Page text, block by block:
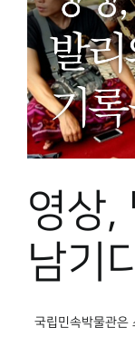
민속이야기
민속 인사이드
박물관 홈페이지
영상,
남기
국립민속박물관은